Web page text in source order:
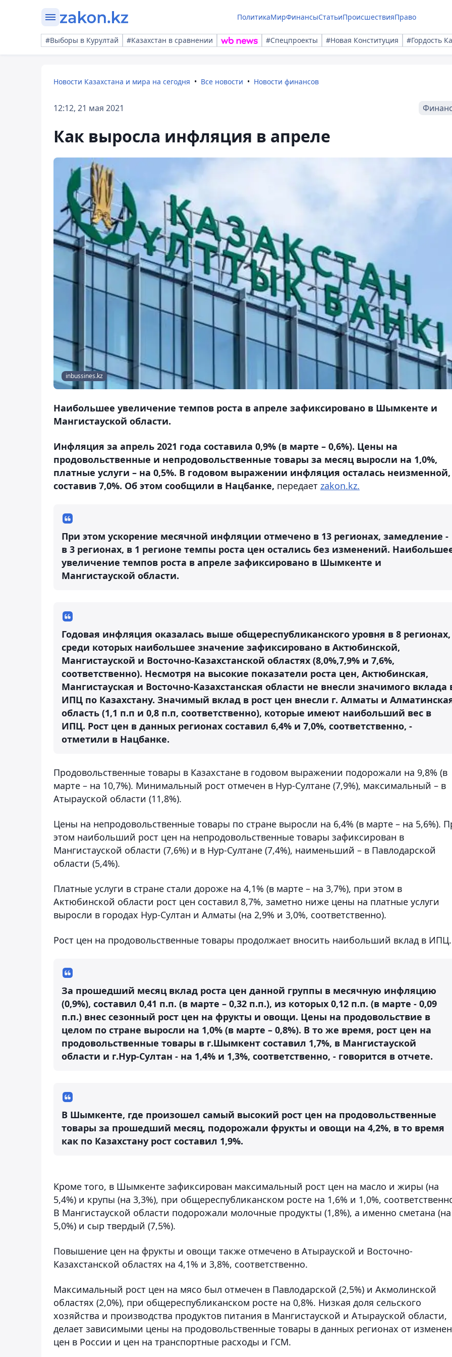
ПолитикаМирФинансыСтатьиПроисшествияПраво
#Выборы в Курултай #Казахстан в сравнении #Спецпроекты #Новая Конституция #Гордость
Новости Казахстана и мира на сегодня Все новости Новости финансов
12:12, 21 мая 2021
Как выросла инфляция в апреле
inbussines.kz
Наибольшее увеличение темпов роста в апреле зафиксировано в Шымкенте и
Мангистауской области.
Инфляция за апрель 2021 года составила 0,9% (в марте – 0,6%). Цены на
продовольственные и непродовольственные товары за месяц выросли на 1,0%,
платные услуги – на 0,5%. В годовом выражении инфляция осталась неизменной,
составив 7,0%. Об этом сообщили в Нацбанке, передает zakon.kz.
При этом ускорение месячной инфляции отмечено в 13 регионах, замедление -
в 3 регионах, в 1 регионе темпы роста цен остались без изменений.
увеличение темпов роста в апреле зафиксировано в Шымкенте и
Мангистауской области.
Годовая инфляция оказалась выше общереспубликанского уровня в 8 регионах,
среди которых наибольшее значение зафиксировано в Актюбинской,
Мангистауской и Восточно-Казахстанской областях (8,0%,7,9% и 7,6%,
соответственно). Несмотря на высокие показатели роста цен, Актюбинская,
Мангистауская и Восточно-Казахстанская области не внесли значимого вклада
ИПЦ по Казахстану. Значимый вклад в рост цен внесли г. Алматы и
область (1,1 п.п и 0,8 п.п, соответственно), которые имеют наибольший вес в
ИПЦ. Рост цен в данных регионах составил 6,4% и 7,0%, соответственно, -
отметили в Нацбанке.
Продовольственные товары в Казахстане в годовом выражении подорожали на 9,8% (в
марте – на 10,7%). Минимальный рост отмечен в Нур-Султане (7,9%), максимальный – в
Атырауской области (11,8%).
Цены на непродовольственные товары по стране выросли на 6,4% (в марте – на 5,6%).
этом наибольший рост цен на непродовольственные товары зафиксирован в
Мангистауской области (7,6%) и в Нур-Султане (7,4%), наименьший – в Павлодарской
области (5,4%).
Платные услуги в стране стали дороже на 4,1% (в марте – на 3,7%), при этом в
Актюбинской области рост цен составил 8,7%, заметно ниже цены на платные услуги
выросли в городах Нур-Султан и Алматы (на 2,9% и 3,0%, соответственно).
Рост цен на продовольственные товары продолжает вносить наибольший вклад в ИПЦ.
За прошедший месяц вклад роста цен данной группы в месячную инфляцию
(0,9%), составил 0,41 п.п. (в марте – 0,32 п.п.), из которых 0,12 п.п. (в марте - 0,09
п.п.) внес сезонный рост цен на фрукты и овощи. Цены на продовольствие в
целом по стране выросли на 1,0% (в марте – 0,8%). В то же время, рост цен на
продовольственные товары в г.Шымкент составил 1,7%, в Мангистауской
области и г.Нур-Султан - на 1,4% и 1,3%, соответственно, - говорится в отчете.
В Шымкенте, где произошел самый высокий рост цен на продовольственные
товары за прошедший месяц, подорожали фрукты и овощи на 4,2%, в то время
как по Казахстану рост составил 1,9%.
Кроме того, в Шымкенте зафиксирован максимальный рост цен на масло и жиры (на
5,4%) и крупы (на 3,3%), при общереспубликанском росте на 1,6% и 1,0%,
В Мангистауской области подорожали молочные продукты (1,8%), а именно сметана (на
5,0%) и сыр твердый (7,5%).
Повышение цен на фрукты и овощи также отмечено в Атырауской и Восточно-
Казахстанской областях на 4,1% и 3,8%, соответственно.
Максимальный рост цен на мясо был отмечен в Павлодарской (2,5%) и Акмолинской
областях (2,0%), при общереспубликанском росте на 0,8%. Низкая доля сельского
хозяйства и производства продуктов питания в Мангистауской и Атырауской области,
делает зависимыми цены на продовольственные товары в данных регионах от
цен в России и цен на транспортные расходы и ГСМ.